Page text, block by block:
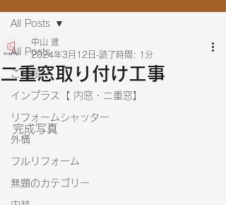
All Posts
ご挨拶
インプラス【 内窓・二重窓】
リフォームシャッター
外構
フルリフォーム
無題のカテゴリー
All Posts
二重窓取り付け工事
中山 進
2024年3月12日 読了時間: 1分
完成写真